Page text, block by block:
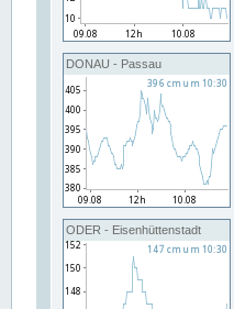
DONAU - Passau
ODER - Eisenhüttenstadt